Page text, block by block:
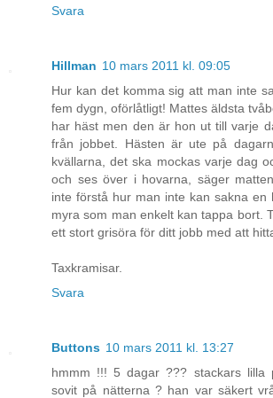
Svara
Hillman 10 mars 2011 kl. 09:05
Hur kan det komma sig att man inte
fem dygn, oförlåtligt! Mattes äldsta
har häst men den är hon ut till varje
från jobbet. Hästen är ute på
kvällarna, det ska mockas varje dag
och ses över i hovarna, säger
inte förstå hur man inte kan sakna en
myra som man enkelt kan tappa bort.
ett stort grisöra för ditt jobb med att
Taxkramisar.
Svara
Buttons 10 mars 2011 kl. 13:27
hmmm !!! 5 dagar ??? stackars lilla
sovit på nätterna ? han var säkert